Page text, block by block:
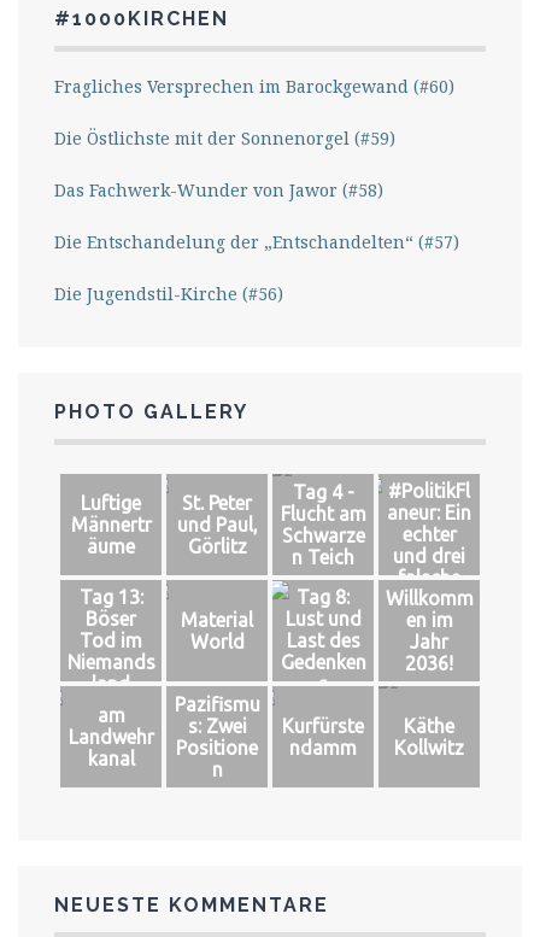
#1000KIRCHEN
Fragliches Versprechen im Barockgewand (#60)
Die Östlichste mit der Sonnenorgel (#59)
Das Fachwerk-Wunder von Jawor (#58)
Die Entschandelung der „Entschandelten“ (#57)
Die Jugendstil-Kirche (#56)
PHOTO GALLERY
Luftige
Männertr
äume
St. Peter
und Paul,
Görlitz
Tag 4 -
Flucht am
Schwarze
n Teich
#PolitikFl
aneur: Ein
echter
und drei
falsche
Könige
Tag 13:
Böser
Tod im
Niemands
land
Material
World
Tag 8:
Lust und
Last des
Gedenken
s
Willkomm
en im
Jahr
2036!
am
Landwehr
kanal
Pazifismu
s: Zwei
Positione
n
Kurfürste
ndamm
Käthe
Kollwitz
NEUESTE KOMMENTARE